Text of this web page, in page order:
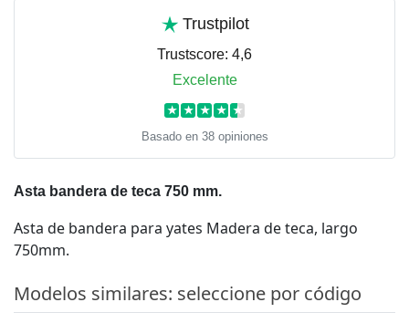
Trustpilot
Trustscore: 4,6
Excelente
★ ★ ★ ★ ★
Basado en 38 opiniones
Asta bandera de teca 750 mm.
Asta de bandera para yates Madera de teca, largo
750mm.
Modelos similares: seleccione por código